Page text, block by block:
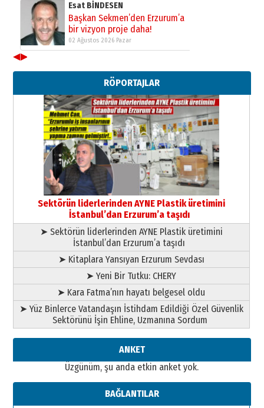
Esat BİNDESEN
Başkan Sekmen’den Erzurum’a
bir vizyon proje daha!
02 Ağustos 2026 Pazar
Erzurumspor’un köşe taşları
29 Haziran 2026 Pazartesi
Kenan GÜLERCİ
Murat Şahsuvaroğlu ERKON’da
çıtayı yukarı taşırken,
yönetimdekiler aşağı
çekmemeli!
17 Şubat 2026 SalıOrhan BOZKURT
Bir fotoğraf, bir şehir, bir
gazeteci… Dizginler kimin
elinde?
A. Berhan Yılmaz
BİR BÖLÜM DEĞİL, BİR ÖMÜR
SEÇİYORSUNUZ… “NEDEN
ATATÜRK ÜNİVERSİTESİ?”
28 Temmuz 2026 Salı
Ahmet Gökhan YAZICI
Ahmed Yesevi’den bir Alperen…
”Reisimiz” idi… Hakka yürüdü.!
26 Mart 2026 Perşembe
gönül adamı Faruk Terzioğlu!
◀▶
RÖPORTAJLAR
Sektörün liderlerinden AYNE Plastik üretimini
İstanbul’dan Erzurum’a taşıdı
➤ Sektörün liderlerinden AYNE Plastik üretimini
İstanbul’dan Erzurum’a taşıdı
➤ Kitaplara Yansıyan Erzurum Sevdası
➤ Yeni Bir Tutku: CHERY
➤ Kara Fatma’nın hayatı belgesel oldu
➤ Yüz Binlerce Vatandaşın İstihdam Edildiği Özel Güvenlik
Sektörünü İşin Ehline, Uzmanına Sordum
ANKET
Üzgünüm, şu anda etkin anket yok.
BAĞLANTILAR